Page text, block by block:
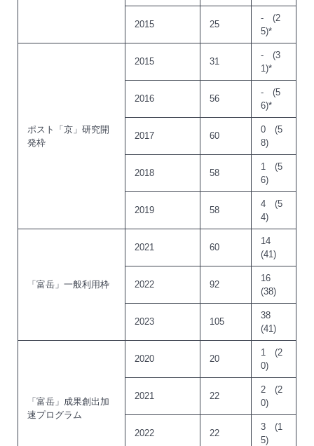
2015 25
- (2
5)*
ポスト「京」研究開
発枠
2015 31
- (3
1)*
2016 56
- (5
6)*
2017 60
0 (5
8)
2018 58
1 (5
6)
2019 58
4 (5
4)
「富岳」一般利用枠
2021 60
14
(41)
2022 92
16
(38)
2023 105
38
(41)
「富岳」成果創出加
速プログラム
2020 20
1 (2
0)
2021 22
2 (2
0)
2022 22
3 (1
5)